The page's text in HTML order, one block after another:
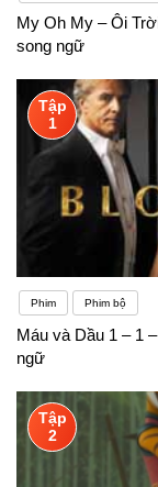
My Oh My – Ôi
song ngữ
Tập
1
Phim Phim bộ
Máu và Dầu 1 – 1
ngữ
Tập
2